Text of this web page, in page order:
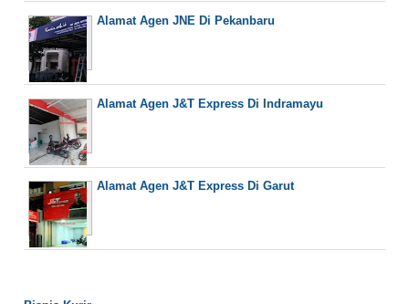
Alamat Agen JNE Di Pekanbaru
Alamat Agen J&T Express Di Indramayu
Alamat Agen J&T Express Di Garut